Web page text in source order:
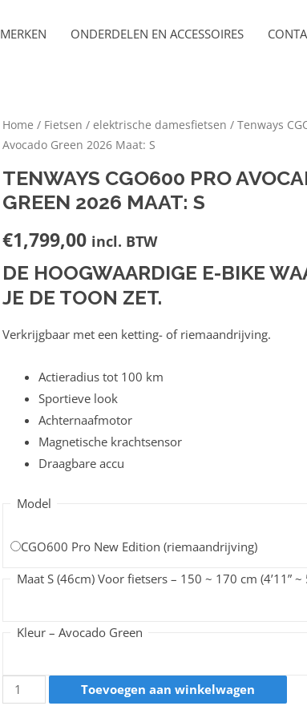
MERKEN ONDERDELEN EN ACCESSOIRES
Home / Fietsen / elektrische damesfietsen / Tenways
Avocado Green 2026 Maat: S
TENWAYS CGO600 PRO
GREEN 2026 MAAT: S
€1,799,00 incl. BTW
DE HOOGWAARDIGE E-BIKE
JE DE TOON ZET.
Verkrijgbaar met een ketting- of riemaandrijving.
Actieradius tot 100 km
Sportieve look
Achternaafmotor
Magnetische krachtsensor
Draagbare accu
Model
CGO600 Pro New Edition (riemaandrijving)
Maat S (46cm) Voor fietsers – 150 ~ 170 cm (4’11” ~
Kleur – Avocado Green
Toevoegen aan winkelwagen